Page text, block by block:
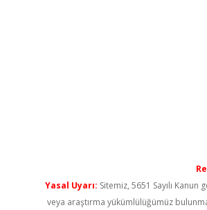
Yasal Uyarı: Sitemiz, 5651 Sayılı
veya araştırma yükümlülüğümüz